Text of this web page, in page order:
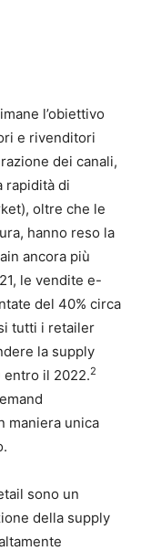
l’obiettivo
e rivenditori
dei canali,
rapidità di
oltre che le
hanno reso la
ancora più
le vendite e-
del 40% circa
tutti i retailer
la supply
entro il 2022.2
maniera unica
sono un
della supply